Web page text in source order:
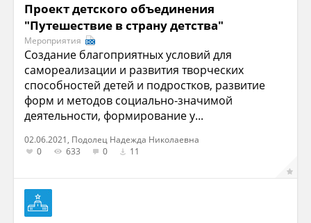
Проект детского объединения
"Путешествие в страну детства"
Мероприятия
Создание благоприятных условий для
самореализации и развития творческих
способностей детей и подростков, развитие
форм и методов социально-значимой
деятельности, формирование у...
02.06.2021, Подолец Надежда Николаевна
0
633 0 11